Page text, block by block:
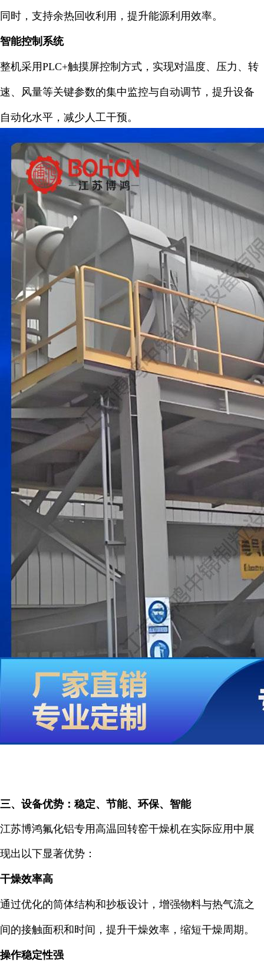
同时，支持余热回收利用，提升能源利用效率。
智能控制系统
整机采用PLC+触摸屏控制方式，实现对温度、压力、转
速、风量等关键参数的集中监控与自动调节，提升设备
自动化水平，减少人工干预。
三、设备优势：稳定、节能、环保、智能
江苏博鸿氟化铝专用高温回转窑干燥机在实际应用中展
现出以下显著优势：
干燥效率高
通过优化的筒体结构和抄板设计，增强物料与热气流之
间的接触面积和时间，提升干燥效率，缩短干燥周期。
操作稳定性强